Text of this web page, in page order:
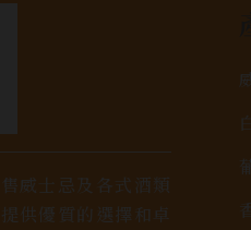
威士忌及各式酒類
供優質的選擇和卓